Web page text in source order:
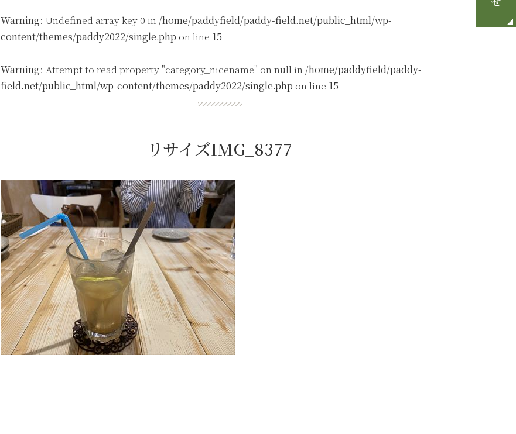
Warning: Undefined array key 0 in /home/paddyfield/paddy-field.net/public_html/wp-
content/themes/paddy2022/single.php on line 15
Warning: Attempt to read property "category_nicename" on null in /home/paddyfield/paddy-
field.net/public_html/wp-content/themes/paddy2022/single.php on line 15
リサイズIMG_8377